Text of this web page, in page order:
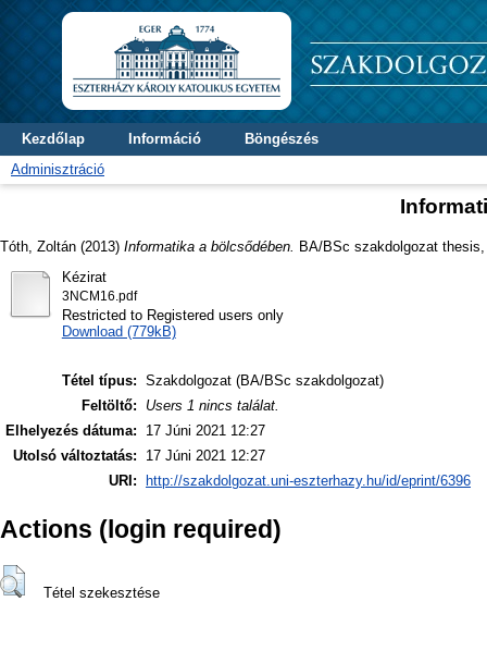
Kezdőlap Információ
Böngészés
Adminisztráció
Tóth, Zoltán (2013) Informatika a bölcsődében.
BA/BSc szakdolgozat
Kézirat
3NCM16.pdf
Restricted to Registered users only
Download (779kB)
Tétel típus: Szakdolgozat (BA/BSc szakdolgozat)
Feltöltő:
Users 1 nincs találat.
Elhelyezés dátuma:
17 Júni 2021 12:27
Utolsó változtatás:
17 Júni 2021 12:27
URI:
http://szakdolgozat.uni-eszterhazy.hu/id/eprint/6396
Actions (login required)
Tétel szekesztése